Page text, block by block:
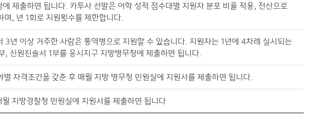
제출하면 됩니다. 카투사 선발은 어학 성적 점수대별 지원자 분포 비율 적용, 전산으로
며, 년 1회로 지원횟수를 제한합니다.
이상 거주한 사람은 통역병으로 지원할 수 있습니다. 지원자는 1년에 4차례 실시되는
, 신원진술서 1부를 응시지구 지방병무청에 제출하면 됩니다.
자격조건을 갖춘 후 매월 지방 병무청 민원실에 지원서를 제출하면 됩니다.
지방경찰청 민원실에 지원서를 제출하면 됩니다